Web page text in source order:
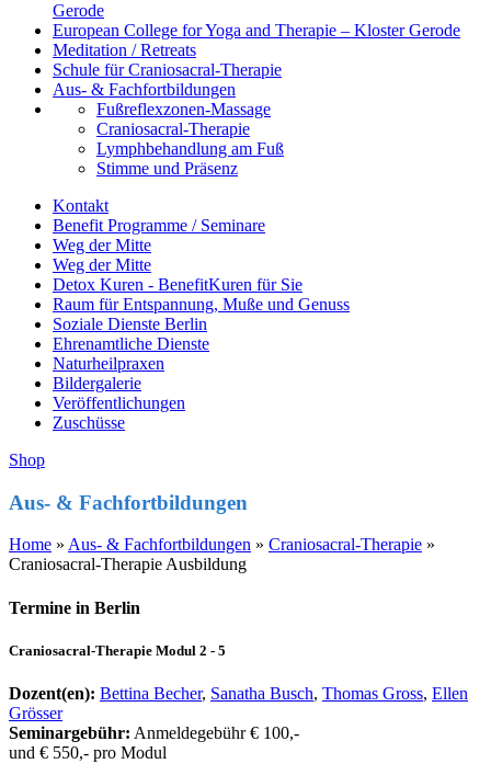
Gerode
European College for Yoga and Therapie – Kloster Gerode
Meditation / Retreats
Schule für Craniosacral-Therapie
Aus- & Fachfortbildungen
Fußreflexzonen-Massage
Craniosacral-Therapie
Lymphbehandlung am Fuß
Stimme und Präsenz
Kontakt
Benefit Programme / Seminare
Weg der Mitte
Weg der Mitte
Detox Kuren - BenefitKuren für Sie
Raum für Entspannung, Muße und Genuss
Soziale Dienste Berlin
Ehrenamtliche Dienste
Naturheilpraxen
Bildergalerie
Veröffentlichungen
Zuschüsse
Shop
Aus- & Fachfortbildungen
Home » Aus- & Fachfortbildungen » Craniosacral-Therapie »
Craniosacral-Therapie Ausbildung
Termine in Berlin
Craniosacral-Therapie Modul 2 - 5
Dozent(en): Bettina Becher, Sanatha Busch, Thomas Gross, Ellen
Grösser
Seminargebühr: Anmeldegebühr € 100,-
und € 550,- pro Modul